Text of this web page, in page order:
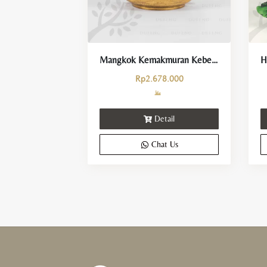
Mangkok Kemakmuran Keberuntungan
Rp2.678.000
Detail
Chat Us